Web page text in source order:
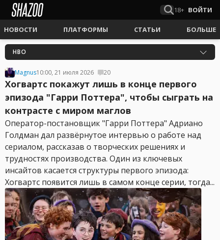
18+ ВОЙТИ
НОВОСТИ ПЛАТФОРМЫ СТАТЬИ БОЛЬШЕ
HBO
Magnus10:00, 21 июля 2026 20
Хогвартс покажут лишь в конце первого
эпизода "Гарри Поттера", чтобы сыграть на
контрасте с миром маглов
Оператор-постановщик "Гарри Поттера" Адриано
Голдман дал развёрнутое интервью о работе над
сериалом, рассказав о творческих решениях и
трудностях производства. Один из ключевых
инсайтов касается структуры первого эпизода:
Хогвартс появится лишь в самом конце серии, тогда...